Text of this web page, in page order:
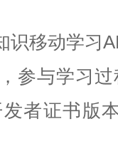
识移动学习
参与学习
者证书版